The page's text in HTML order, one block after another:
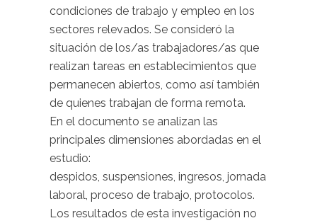
condiciones de trabajo y empleo en los
sectores relevados. Se consideró la
situación de los/as trabajadores/as que
realizan tareas en establecimientos que
permanecen abiertos, como así también
de quienes trabajan de forma remota.
En el documento se analizan las
principales dimensiones abordadas en el
estudio:
despidos, suspensiones, ingresos, jornada
laboral, proceso de trabajo, protocolos.
Los resultados de esta investigación no